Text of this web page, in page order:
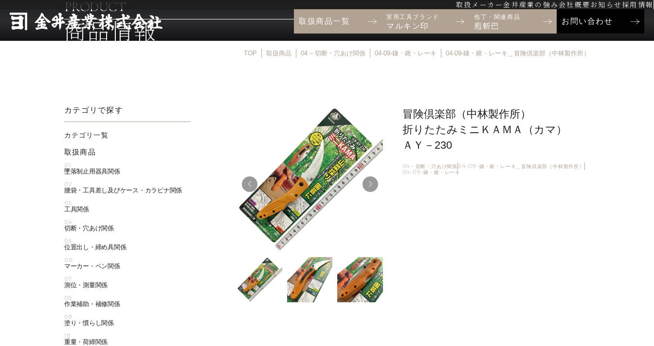
取扱メーカー金井産業の強み 会社概要お知らせ 採用情報
取扱商品一覧 実用工具ブランド
マルキン印
包丁・関連商品
庖斬巴
お問い合わせ
PRODUCT
商品情報
TOP 取扱商品 04 – 切断・穴あけ関係 04-09-鎌・鍬・レーキ 04-09-鎌・鍬・レーキ＿冒険倶楽部（中林製作所）
冒険倶楽部（中林製作所）
折りたたみミニＫＡＭＡ（カマ）
ＡＹ－230
04 – 切断・穴あけ関係 04-09-鎌・鍬・レーキ＿冒険倶楽部（中林製作所）
04-09-鎌・鍬・レーキ
カテゴリで探す
カテゴリ一覧
取扱商品
01
墜落制止用器具関係
02
腰袋・工具差し及びケース・カラビナ関係
03
工具関係
04
切断・穴あけ関係
05
位置出し・締め具関係
06
マーカー・ペン関係
07
測位・測量関係
08
作業補助・補修関係
09
塗り・慣らし関係
10
重量・荷締関係